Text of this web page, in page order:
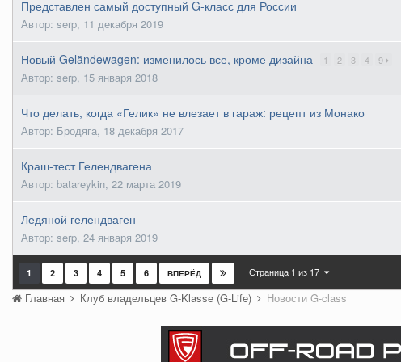
Представлен самый доступный G-класс для России
Автор: serp, 11 декабря 2019
Новый Geländewagen: изменилось все, кроме дизайна 1 2 3 4 9
Автор: serp, 15 января 2018
Что делать, когда «Гелик» не влезает в гараж: рецепт из Монако
Автор: Бродяга, 18 декабря 2017
Краш-тест Гелендвагена
Автор: batareykin, 22 марта 2019
Ледяной гелендваген
Автор: serp, 24 января 2019
1 2 3 4 5 6 ВПЕРЁД Страница 1 из 17
Главная Клуб владельцев G-Klasse (G-Life) Новости G-class